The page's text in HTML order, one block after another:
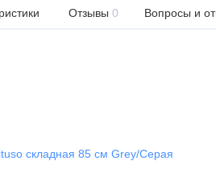
Отзывы 0 Вопросы и